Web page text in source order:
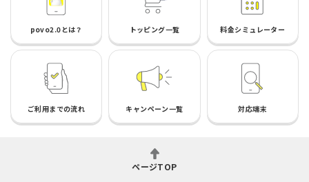
povo2.0とは？ トッピング一覧 料金シミュレーター
ご利用までの流れ キャンペーン一覧 対応端末
ページTOP